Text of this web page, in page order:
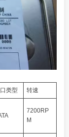
类型 转速
7200RP
M